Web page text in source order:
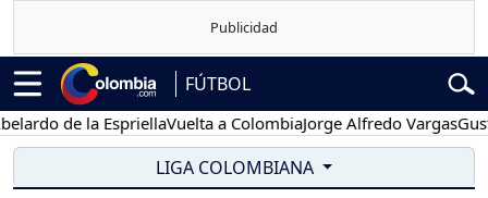
FÚTBOL
de la EspriellaVuelta a ColombiaJorge Alfredo VargasGustavo
LIGA COLOMBIANA